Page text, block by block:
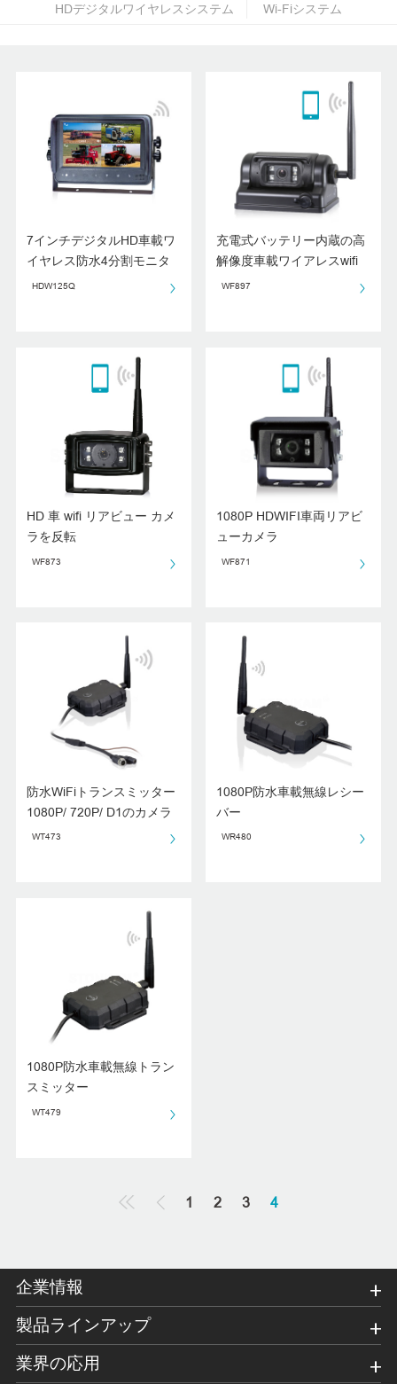
HDデジタルワイヤレスシステム Wi-Fiシステム
7インチデジタルHD車載ワ
イヤレス防水4分割モニタ
ー
HDW125Q
充電式バッテリー内蔵の高
解像度車載ワイアレスwifi
バックカメラ
WF897
HD 車 wifi リアビュー カメ
ラを反転
WF873
1080P HDWIFI車両リアビ
ューカメラ
WF871
防水WiFiトランスミッター
1080P/ 720P/ D1のカメラ
対応可
WT473
1080P防水車載無線レシー
バー
WR480
1080P防水車載無線トラン
スミッター
WT479
1 2 3 4
企業情報
製品ラインアップ
業界の応用